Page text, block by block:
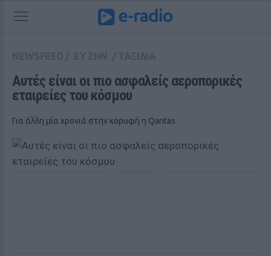
Αυτές είναι οι πιο ασφαλείς αεροπορικές
εταιρείες του κόσμου
Για άλλη μία χρονιά στην κορυφή η Qantas